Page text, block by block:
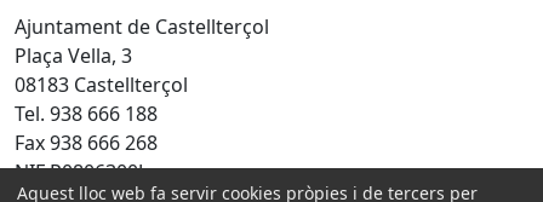
Ajuntament de Castellterçol
Plaça Vella, 3
08183 Castellterçol
Tel. 938 666 188
Fax 938 666 268
NIF P0806300J
Aquest lloc web fa servir cookies pròpies i de tercers per